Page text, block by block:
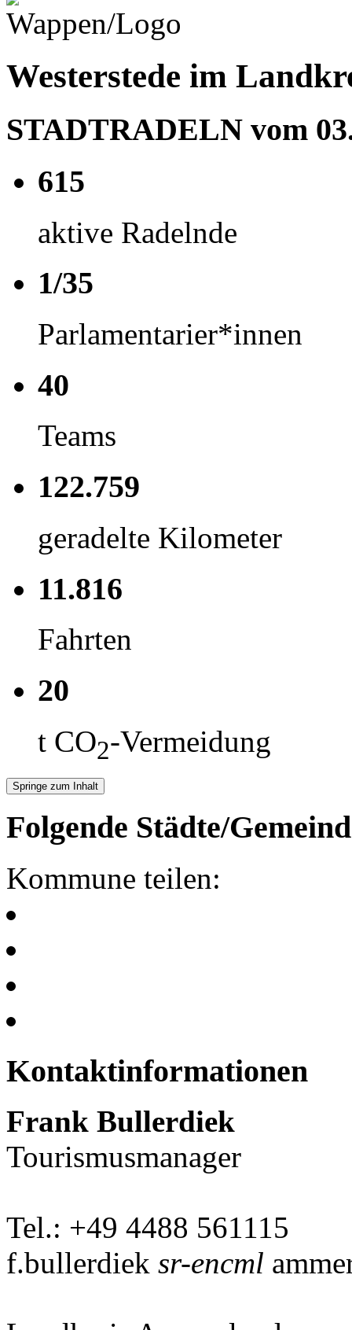
Westerstede im
STADTRADELN vom
615
aktive Radelnde
1/35
Parlamentarier*innen
40
Teams
122.759
geradelte Kilometer
11.816
Fahrten
20
t CO2-Vermeidung
Springe zum Inhalt
Folgende Städte/
Kommune teilen:
Kontaktinformationen
Frank Bullerdiek
Tourismusmanager
Tel.: +49 4488 561115
f.bullerdiek sr-encml